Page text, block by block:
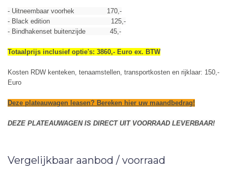
- Uitneembaar voorhek 170,-
- Black edition 125,-
- Bindhakenset buitenzijde 45,-
Totaalprijs inclusief optie's: 3860,- Euro ex. BTW
Kosten RDW kenteken, tenaamstellen, transportkosten en rijklaar: 150,-
Euro
Deze plateauwagen leasen? Bereken hier uw maandbedrag!
DEZE PLATEAUWAGEN IS DIRECT UIT VOORRAAD LEVERBAAR!
Vergelijkbaar aanbod / voorraad